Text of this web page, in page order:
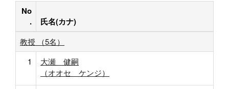
No
.
氏名(カナ)
教授 （5名）
1
大瀬 健嗣
（オオセ ケンジ）